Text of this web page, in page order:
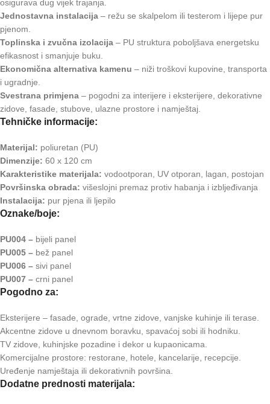
osigurava dug vijek trajanja.
Jednostavna instalacija – režu se skalpelom ili testerom i lijepe pur
pjenom.
Toplinska i zvučna izolacija – PU struktura poboljšava energetsku
efikasnost i smanjuje buku.
Ekonomična alternativa kamenu – niži troškovi kupovine, transporta
i ugradnje.
Svestrana primjena – pogodni za interijere i eksterijere, dekorativne
zidove, fasade, stubove, ulazne prostore i namještaj.
Tehničke informacije:
Materijal: poliuretan (PU)
Dimenzije: 60 x 120 cm
Karakteristike materijala: vodootporan, UV otporan, lagan, postojan
Površinska obrada: višeslojni premaz protiv habanja i izbljeđivanja
Instalacija: pur pjena ili ljepilo
Oznake/boje:
PU004 – bijeli panel
PU005 – bež panel
PU006 – sivi panel
PU007 – crni panel
Pogodno za:
Eksterijere – fasade, ograde, vrtne zidove, vanjske kuhinje ili terase.
Akcentne zidove u dnevnom boravku, spavaćoj sobi ili hodniku.
TV zidove, kuhinjske pozadine i dekor u kupaonicama.
Komercijalne prostore: restorane, hotele, kancelarije, recepcije.
Uređenje namještaja ili dekorativnih površina.
Dodatne prednosti materijala: